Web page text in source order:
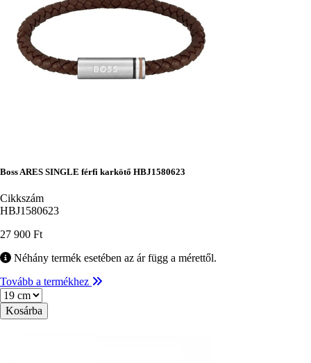
Boss ARES SINGLE férfi karkötő HBJ1580623
Cikkszám
HBJ1580623
27 900 Ft
Néhány termék esetében az ár függ a mérettől.
Tovább a termékhez
Méret